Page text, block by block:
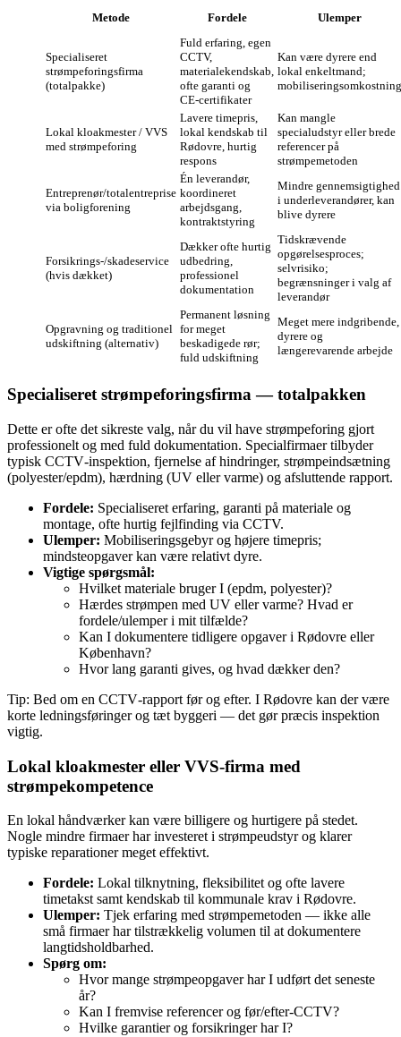
Metode Fordele Ulemper
Specialiseret
strømpeforingsfirma
(totalpakke)
Fuld erfaring, egen
CCTV,
materialekendskab,
ofte garanti og
CE‑certifikater
Kan være dyrere end
lokal enkeltmand;
mobiliseringsomkostning
Lokal kloakmester / VVS
med strømpeforing
Lavere timepris,
lokal kendskab til
Rødovre, hurtig
respons
Kan mangle
specialudstyr eller brede
referencer på
strømpemetoden
Entreprenør/totalentreprise
via boligforening
Én leverandør,
koordineret
arbejdsgang,
kontraktstyring
Mindre gennemsigtighed
i underleverandører, kan
blive dyrere
Forsikrings-/skadeservice
(hvis dækket)
Dækker ofte hurtig
udbedring,
professionel
dokumentation
Tidskrævende
opgørelsesproces;
selvrisiko;
begrænsninger i valg af
leverandør
Opgravning og traditionel
udskiftning (alternativ)
Permanent løsning
for meget
beskadigede rør;
fuld udskiftning
Meget mere indgribende,
dyrere og
længerevarende arbejde
Specialiseret strømpeforingsfirma — totalpakken
Dette er ofte det sikreste valg, når du vil have strømpeforing gjort
professionelt og med fuld dokumentation. Specialfirmaer tilbyder
typisk CCTV‑inspektion, fjernelse af hindringer, strømpeindsætning
(polyester/epdm), hærdning (UV eller varme) og afsluttende rapport.
Fordele: Specialiseret erfaring, garanti på materiale og
montage, ofte hurtig fejlfinding via CCTV.
Ulemper: Mobiliseringsgebyr og højere timepris;
mindsteopgaver kan være relativt dyre.
Vigtige spørgsmål:
Hvilket materiale bruger I (epdm, polyester)?
Hærdes strømpen med UV eller varme? Hvad er
fordele/ulemper i mit tilfælde?
Kan I dokumentere tidligere opgaver i Rødovre eller
København?
Hvor lang garanti gives, og hvad dækker den?
Tip: Bed om en CCTV‑rapport før og efter. I Rødovre kan der være
korte ledningsføringer og tæt byggeri — det gør præcis inspektion
vigtig.
Lokal kloakmester eller VVS‑firma med
strømpekompetence
En lokal håndværker kan være billigere og hurtigere på stedet.
Nogle mindre firmaer har investeret i strømpeudstyr og klarer
typiske reparationer meget effektivt.
Fordele: Lokal tilknytning, fleksibilitet og ofte lavere
timetakst samt kendskab til kommunale krav i Rødovre.
Ulemper: Tjek erfaring med strømpemetoden — ikke alle
små firmaer har tilstrækkelig volumen til at dokumentere
langtidsholdbarhed.
Spørg om:
Hvor mange strømpeopgaver har I udført det seneste
år?
Kan I fremvise referencer og før/efter‑CCTV?
Hvilke garantier og forsikringer har I?